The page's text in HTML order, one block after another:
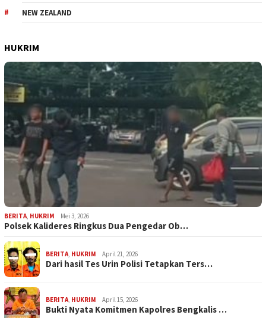
NEW ZEALAND
HUKRIM
BERITA, HUKRIM Mei 3, 2026
Polsek Kalideres Ringkus Dua Pengedar Ob…
BERITA, HUKRIM April 21, 2026
Dari hasil Tes Urin Polisi Tetapkan Ters…
BERITA, HUKRIM April 15, 2026
Bukti Nyata Komitmen Kapolres Bengkalis …